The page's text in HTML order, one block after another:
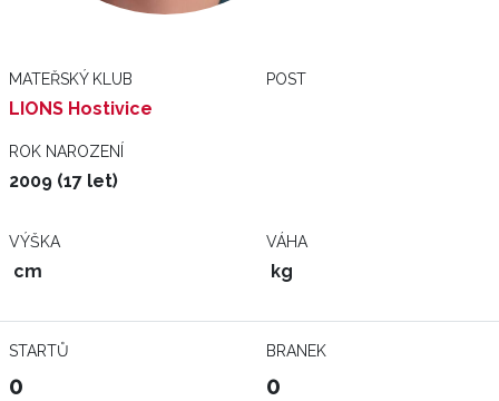
MATEŘSKÝ KLUB
LIONS Hostivice
POST
ROK NAROZENÍ
2009 (17 let)
VÝŠKA
cm
VÁHA
kg
STARTŮ
0
BRANEK
0